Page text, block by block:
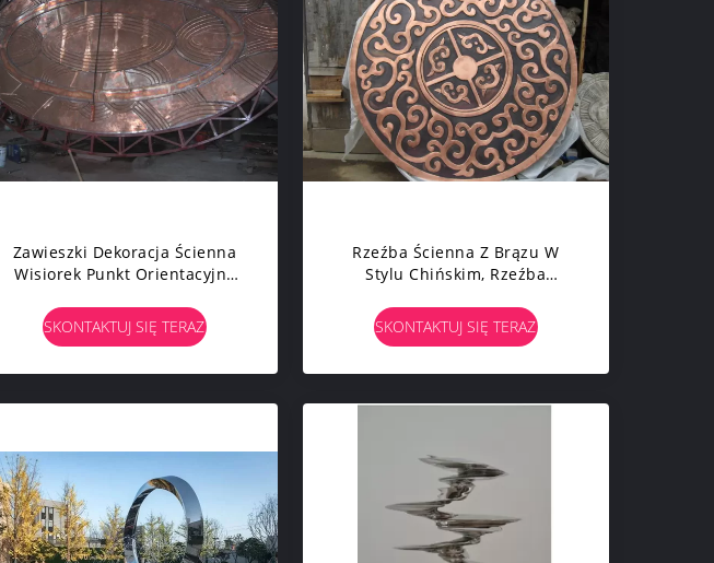
Zawieszki Dekoracja Ścienna
Wisiorek Punkt Orientacyjny
SKONTAKTUJ SIĘ TERAZ
Rzeźba Ścienna Z Brązu W
Stylu Chińskim, Rzeźba
SKONTAKTUJ SIĘ TERAZ